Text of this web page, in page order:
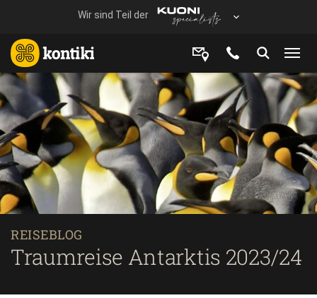
REISEBLOG
Traumreise Antarktis 2023/24